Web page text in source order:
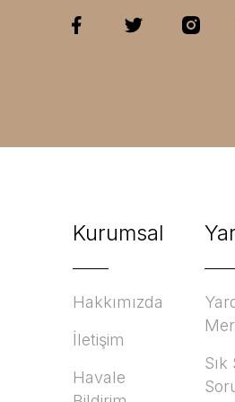
Kurumsal
Hakkımızda
İletişim
Havale